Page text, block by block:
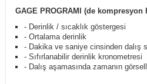
GAGE PROGRAMI (de kompresyon
- Derinlik / sıcaklık göstergesi
- Ortalama derinlik
- Dakika ve saniye cinsinden dalış
- Sıfırlanabilir derinlik kronometresi
- Dalış aşamasında zamanın